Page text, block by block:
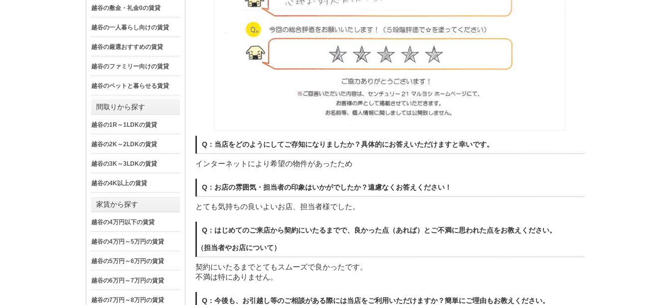
Q：当店をどのようにしてご存知になりましたか？具体的にお答えいただけますと幸いです。
インターネットにより希望の物件があったため
Q：お店の雰囲気・担当者の印象はいかがでしたか？遠慮なくお答えください！
とても気持ちの良いよいお店、担当者様でした。
Q：はじめてのご来店から契約にいたるまでで、良かった点（あれば）とご不満に思われた点をお教えください。
（担当者やお店について）
契約にいたるまでとてもスムーズで良かったです。
不満は特にありません。
Q：今後も、お引越し等のご相談がある際には当店をご利用いただけますか？簡単にご理由もお教えください。
越谷の敷金・礼金0の賃貸
越谷の一人暮らし向けの賃貸
越谷の厳選おすすめの賃貸
越谷のファミリー向けの賃貸
越谷のペットと暮らせる賃貸
間取りから探す
越谷の1R～1LDKの賃貸
越谷の2K～2LDKの賃貸
越谷の3K～3LDKの賃貸
越谷の4K以上の賃貸
家賃から探す
越谷の4万円以下の賃貸
越谷の4万円～5万円の賃貸
越谷の5万円～6万円の賃貸
越谷の6万円～7万円の賃貸
越谷の7万円～8万円の賃貸